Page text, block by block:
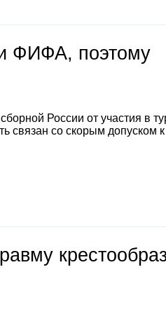
ФИФА, поэтому
России от участия в
связан со скорым допуском к